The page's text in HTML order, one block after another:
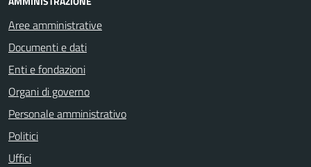
Aree amministrative
Documenti e dati
Enti e fondazioni
Organi di governo
Personale amministrativo
Politici
Uffici